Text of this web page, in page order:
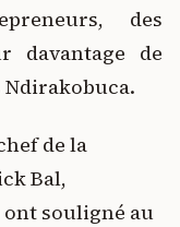
des
davantage de
de la
Bal,
ont souligné au